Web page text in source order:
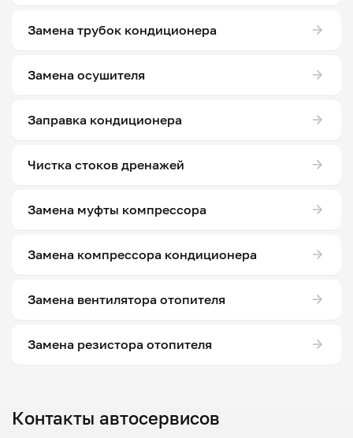
Замена трубок кондиционера
Замена осушителя
Заправка кондиционера
Чистка стоков дренажей
Замена муфты компрессора
Замена компрессора кондиционера
Замена вентилятора отопителя
Замена резистора отопителя
Контакты автосервисов